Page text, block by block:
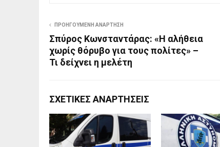
ΠΡΟΗΓΟΎΜΕΝΗ ΑΝΆΡΤΗΣΗ
Σπύρος Κωνσταντάρας: «Η αλήθεια
χωρίς θόρυβο για τους πολίτες» –
Τι δείχνει η μελέτη
ΣΧΕΤΙΚΈΣ ΑΝΑΡΤΉΣΕΙΣ